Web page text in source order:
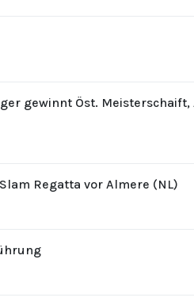
gewinnt Öst. Meisterschaift,
Regatta vor Almere (NL)